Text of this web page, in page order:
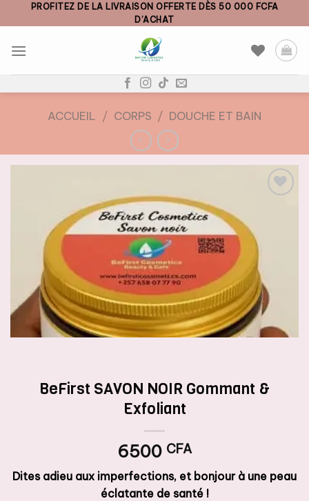
to
PROFITEZ DE LA LIVRAISON OFFERTE DÈS 50 000 FCFA
D’ACHAT
ACCUEIL / CORPS / DOUCHE ET BAIN
AJOUTER
LISTE DE
SOUHAITS
BeFirst SAVON NOIR Gommant &
Exfoliant
6500 CFA
Dites adieu aux imperfections, et bonjour à une peau
éclatante de santé !